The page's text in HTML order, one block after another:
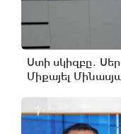
Ստի սկիզբը․
Միքայել